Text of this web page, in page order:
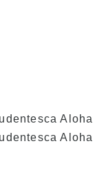
non
(cittadini
di visto